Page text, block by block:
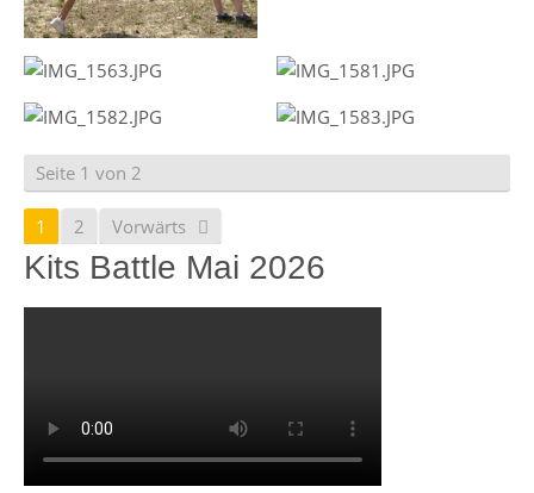
Seite 1 von 2
1 2 Vorwärts
Kits Battle Mai 2026